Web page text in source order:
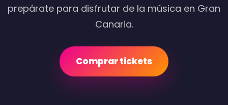
prepárate para disfrutar de la música en Gran
Canaria.
Comprar tickets